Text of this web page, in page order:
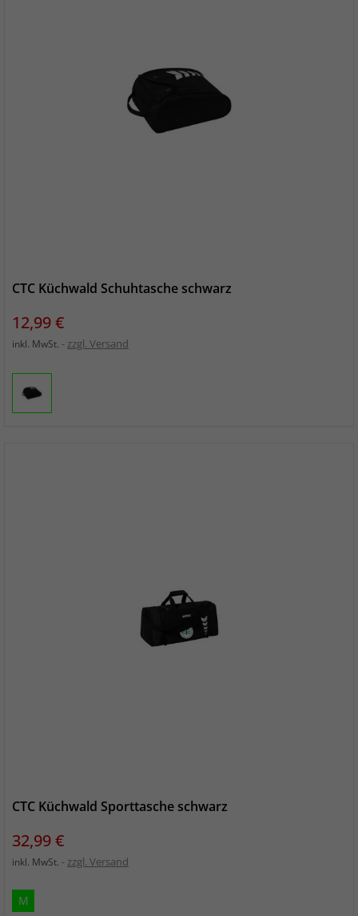
CTC Küchwald Schuhtasche schwarz
Preis
12,99 €
inkl. MwSt. zzgl. Versand
CTC Küchwald Sporttasche schwarz
Preis
32,99 €
inkl. MwSt. zzgl. Versand
M